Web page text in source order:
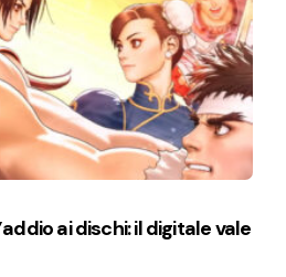
ai dischi: il digitale vale